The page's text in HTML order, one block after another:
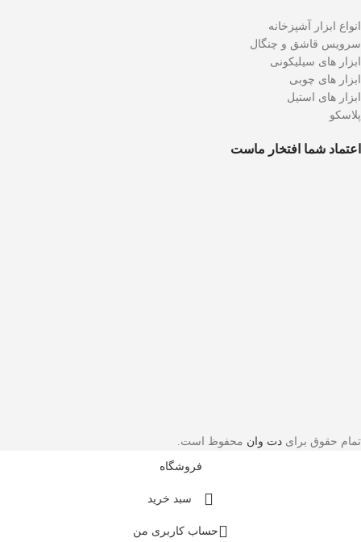
انواع ابزار آشپزخانه
سرویس قاشق و چنگال
ابزار های سیلیکونی
ابزار های چوبی
ابزار های استیل
پلاسکو
اعتماد شما افتخار ماست
تمام حقوق برای دت وان محفوظ است.
فروشگاه
سبد خرید
حساب کاربری من